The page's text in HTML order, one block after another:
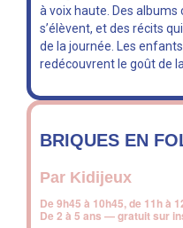
à voix haute. Des albums
s’élèvent, et des récits
de la journée. Les
redécouvrent le goût de
BRIQUES EN
Par Kidijeux
De 9h45 à 10h45, de 11h à
De 2 à 5 ans — gratuit sur